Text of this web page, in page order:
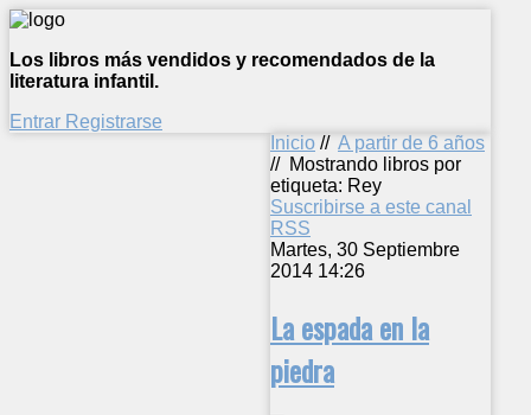
Los libros más vendidos y recomendados de la
literatura infantil.
Entrar Registrarse
Inicio // A partir de 6 años
// Mostrando libros por
etiqueta: Rey
Suscribirse a este canal
RSS
Martes, 30 Septiembre
2014 14:26
La espada en la
piedra